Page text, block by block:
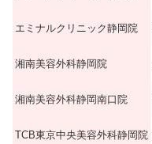
エミナルクリニック静岡院
湘南美容外科静岡院
湘南美容外科静岡南口院
TCB東京中央美容外科静岡院